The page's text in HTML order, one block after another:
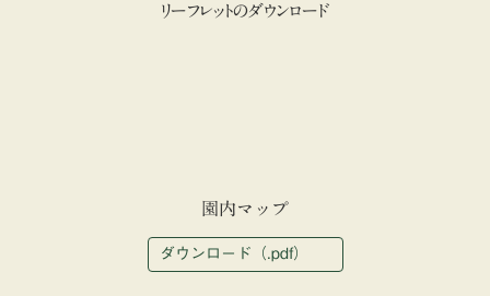
リーフレットのダウンロード
園内マップ
ダウンロード（.pdf）